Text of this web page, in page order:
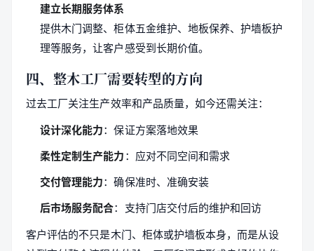
建立长期服务体系
提供木门调整、柜体五金维护、地板保养、护墙板护
理等服务，让客户感受到长期价值。
四、整木工厂需要转型的方向
过去工厂关注生产效率和产品质量，如今还需关注：
设计深化能力：保证方案落地效果
柔性定制生产能力：应对不同空间和需求
交付管理能力：确保准时、准确安装
后市场服务配合：支持门店交付后的维护和回访
客户评估的不只是木门、柜体或护墙板本身，而是从设